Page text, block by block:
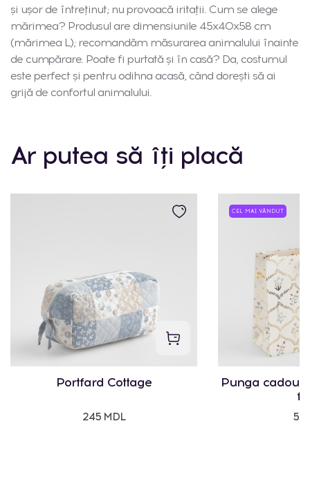
și ușor de întreținut; nu provoacă iritații. Cum se alege
mărimea? Produsul are dimensiunile 45x40x58 cm
(mărimea L); recomandăm măsurarea animalului înainte
de cumpărare. Poate fi purtată și în casă? Da, costumul
este perfect și pentru odihna acasă, când dorești să ai
grijă de confortul animalului.
Ar putea să îți placă
Portfard Cottage
245 MDL
CEL MAI VÂNDUT
Punga cadou
50